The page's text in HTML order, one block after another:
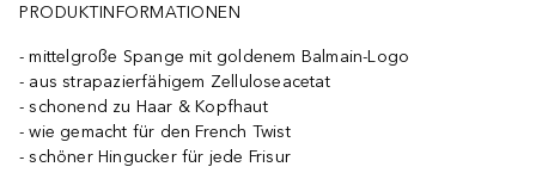
PRODUKTINFORMATIONEN
mittelgroße Spange mit goldenem Balmain-Logo
aus strapazierfähigem Zelluloseacetat
schonend zu Haar & Kopfhaut
wie gemacht für den French Twist
schöner Hingucker für jede Frisur